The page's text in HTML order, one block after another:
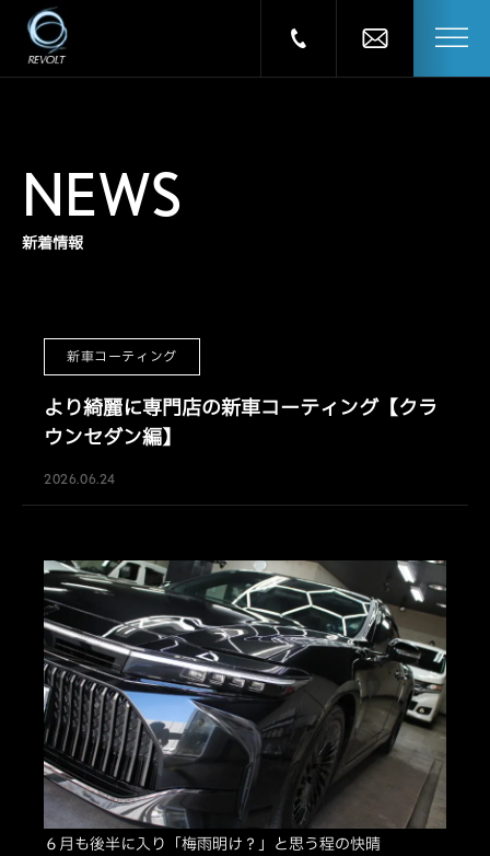
NEWS
新着情報
新車コーティング
より綺麗に専門店の新車コーティング【クラ
ウンセダン編】
2026.06.24
６月も後半に入り「梅雨明け？」と思う程の快晴